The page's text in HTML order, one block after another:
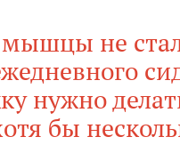
не
нужно
бы